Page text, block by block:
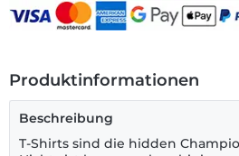
Produktinformationen
Beschreibung
T-Shirts sind die hidden